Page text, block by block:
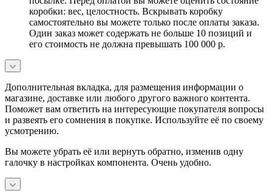
коробки: вес, целостность. Вскрывать коробку
самостоятельно вы можете только после оплаты заказа.
Один заказ может содержать не больше 10 позиций и
его стоимость не должна превышать 100 000 р.
Дополнительная вкладка, для размещения информации о
магазине, доставке или любого другого важного контента.
Поможет вам ответить на интересующие покупателя вопросы
и развеять его сомнения в покупке. Используйте её по своему
усмотрению.
Вы можете убрать её или вернуть обратно, изменив одну
галочку в настройках компонента. Очень удобно.